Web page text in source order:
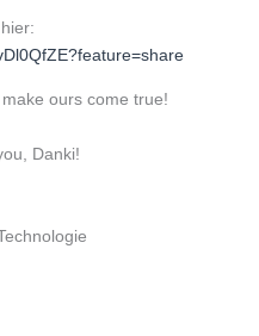
ours come true!
Danki!